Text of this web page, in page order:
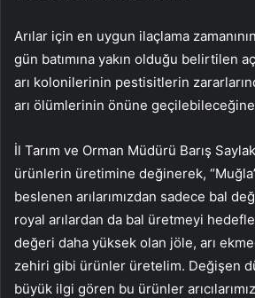
Arılar için en uygun ilaçlama
gün batımına yakın olduğu belirtilen
arı kolonilerinin pestisitlerin
arı ölümlerinin önüne
İl Tarım ve Orman Müdürü Barış Saylak,
ürünlerin üretimine değinerek,
beslenen arılarımızdan sadece bal
royal arılardan da bal üretmeyi
değeri daha yüksek olan jöle, arı
zehiri gibi ürünler üretelim. Değişen
büyük ilgi gören bu ürünler